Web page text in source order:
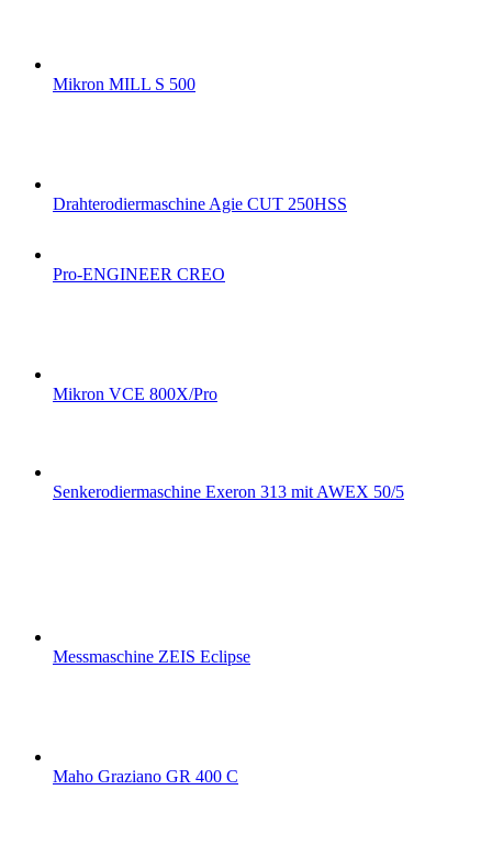
Mikron MILL S 500
Drahterodiermaschine Agie CUT 250HSS
Pro-ENGINEER CREO
Mikron VCE 800X/Pro
Senkerodiermaschine Exeron 313 mit AWEX 50/5
Messmaschine ZEIS Eclipse
Maho Graziano GR 400 C